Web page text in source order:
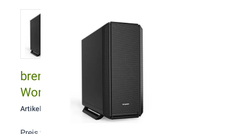
brentford W135 Intel Ultra
Workstation
Artikelnummer: 135